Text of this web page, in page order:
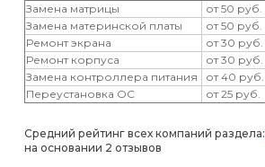
Замена матрицы
от 50 руб.
Замена материнской платы
от 50 руб.
Ремонт экрана
от 30 руб.
Ремонт корпуса
от 30 руб.
Замена контроллера питания
от 40 руб.
Переустановка ОС
от 25 руб.
Средний рейтинг всех компаний раздела:
на основании 2 отзывов